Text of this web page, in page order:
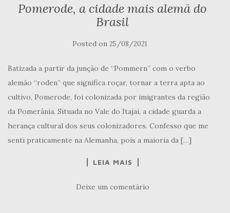
Pomerode, a cidade mais alemã do
Brasil
Posted on 25/08/2021
Batizada a partir da junção de “Pommern” com o verbo
alemão “roden” que significa roçar, tornar a terra apta ao
cultivo, Pomerode, foi colonizada por imigrantes da região
da Pomerânia. Situada no Vale do Itajaí, a cidade guarda a
herança cultural dos seus colonizadores. Confesso que me
senti praticamente na Alemanha, pois a maioria da […]
LEIA MAIS
Deixe um comentário